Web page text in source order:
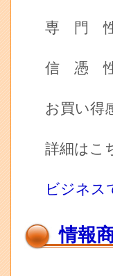
専 門
信 憑
お買い
詳細はこ
ビジネス
情報